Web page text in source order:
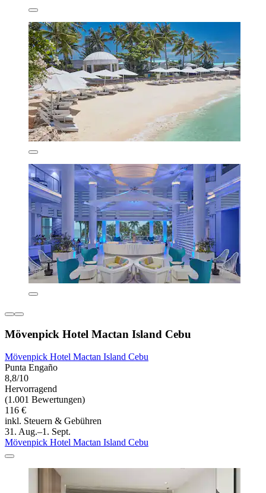
Mövenpick Hotel Mactan Island Cebu
Mövenpick Hotel Mactan Island Cebu
Punta Engaño
8,8/10
Hervorragend
(1.001 Bewertungen)
116 €
inkl. Steuern & Gebühren
31. Aug.–1. Sept.
Mövenpick Hotel Mactan Island Cebu